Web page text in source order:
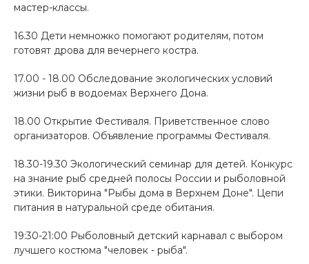
мастер-классы.
16.30 Дети немножко помогают родителям, потом
готовят дрова для вечернего костра.
17.00 - 18.00 Обследование экологических условий
жизни рыб в водоемах Верхнего Дона.
18.00 Открытие Фестиваля. Приветственное слово
организаторов. Объявление программы Фестиваля.
18.30-19.30 Экологический семинар для детей. Конкурс
на знание рыб средней полосы России и рыболовной
этики. Викторина "Рыбы дома в Верхнем Доне". Цепи
питания в натуральной среде обитания.
19:30-21:00 Рыболовный детский карнавал с выбором
лучшего костюма "человек - рыба".